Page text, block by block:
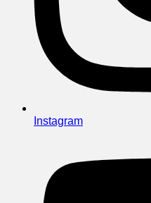
Instagram